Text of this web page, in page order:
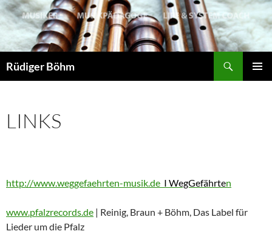
Zum
Inhalt
springen
Rüdiger Böhm
LINKS
http://www.weggefaehrten-musik.de I WegGefährten
www.pfalzrecords.de | Reinig, Braun + Böhm, Das Label für
Lieder um die Pfalz